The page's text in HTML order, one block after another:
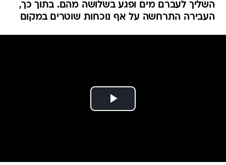
השליך לעברם מים ופגע בשלושה מהם. בתוך כך,
העבירה התרחשה על אף נוכחות שוטרים במקום